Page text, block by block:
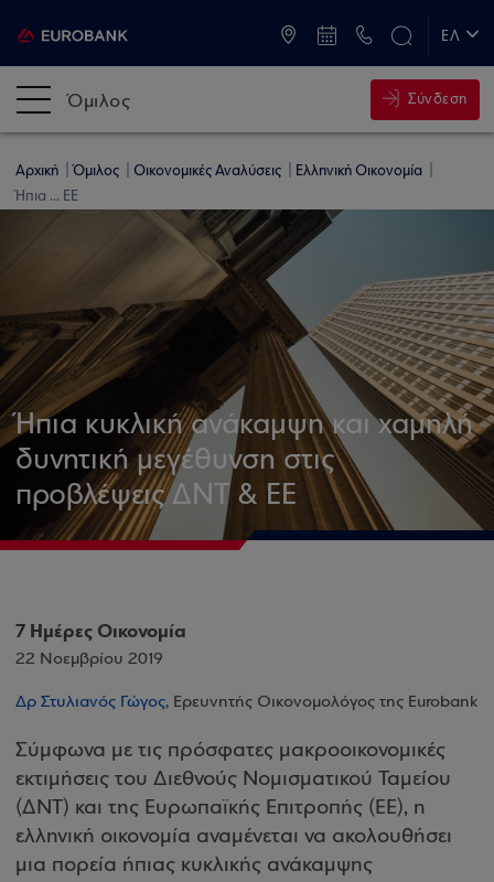
ΕΛ
Όμιλος Σύνδεση
Αρχική Όμιλος Οικονομικές Αναλύσεις
Ελληνική Οικονομία
Ήπια ... ΕΕ
Ήπια κυκλική ανάκαμψη και χαμηλή
δυνητική μεγέθυνση στις
προβλέψεις ΔΝΤ & ΕΕ
7 Ημέρες Οικονομία
22 Νοεμβρίου 2019
Δρ Στυλιανός Γώγος, Ερευνητής Οικονομολόγος της Eurobank
Σύμφωνα με τις πρόσφατες μακροοικονομικές
εκτιμήσεις του Διεθνούς Νομισματικού Ταμείου
(ΔΝΤ) και της Ευρωπαϊκής Επιτροπής (ΕΕ), η
ελληνική οικονομία αναμένεται να ακολουθήσει
μια πορεία ήπιας κυκλικής ανάκαμψης